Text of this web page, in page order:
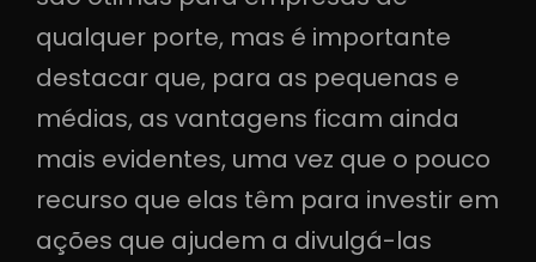
qualquer porte, mas é importante
destacar que, para as pequenas e
médias, as vantagens ficam ainda
mais evidentes, uma vez que o pouco
recurso que elas têm para investir em
ações que ajudem a divulgá-las